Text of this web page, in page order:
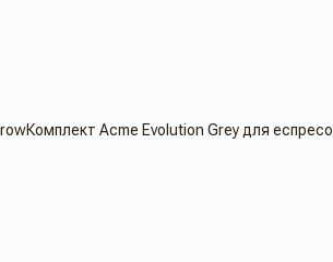
Комплект Acme Evolution Grey для еспресо